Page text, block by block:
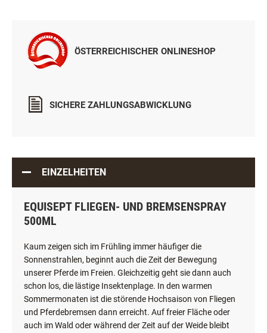
ÖSTERREICHISCHER ONLINESHOP
SICHERE ZAHLUNGSABWICKLUNG
EINZELHEITEN
EQUISEPT FLIEGEN- UND BREMSENSPRAY
500ML
Kaum zeigen sich im Frühling immer häufiger die
Sonnenstrahlen, beginnt auch die Zeit der Bewegung
unserer Pferde im Freien. Gleichzeitig geht sie dann auch
schon los, die lästige Insektenplage. In den warmen
Sommermonaten ist die störende Hochsaison von Fliegen
und Pferdebremsen dann erreicht. Auf freier Fläche oder
auch im Wald oder während der Zeit auf der Weide bleibt